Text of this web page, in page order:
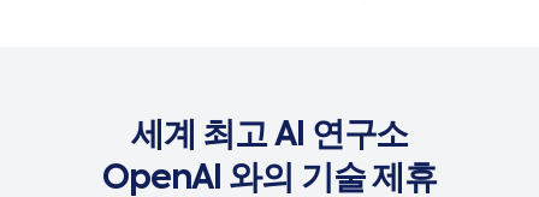
세계 최고 AI 연구소
OpenAI 와의 기술 제휴